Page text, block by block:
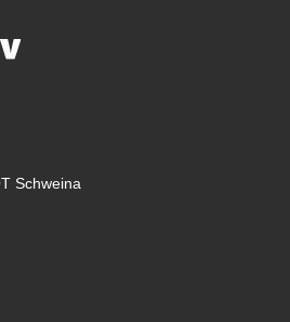
Schweina